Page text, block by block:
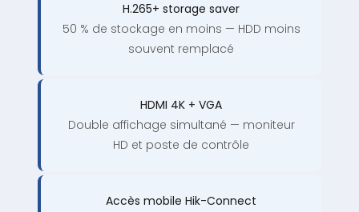
H.265+ storage saver
50 % de stockage en moins — HDD moins
souvent remplacé
HDMI 4K + VGA
Double affichage simultané — moniteur
HD et poste de contrôle
Accès mobile Hik-Connect